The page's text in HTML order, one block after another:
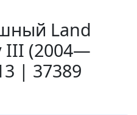
Land
III (2004—
| 37389